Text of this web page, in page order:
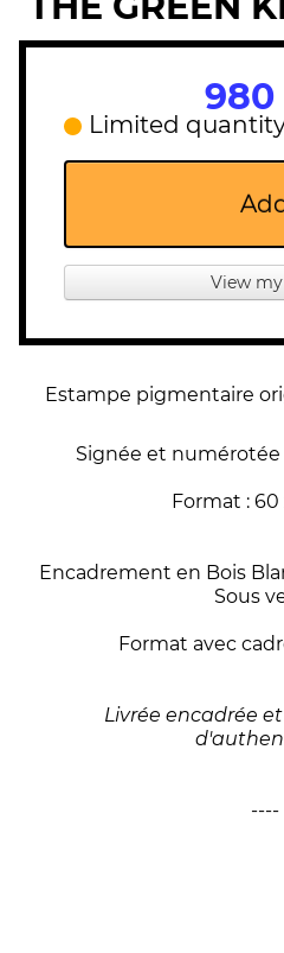
Limited quantity
View
Estampe pigmentaire
Signée et numérotée
Format :
Encadrement en Bois
Sous
Format avec
Livrée encadrée
----